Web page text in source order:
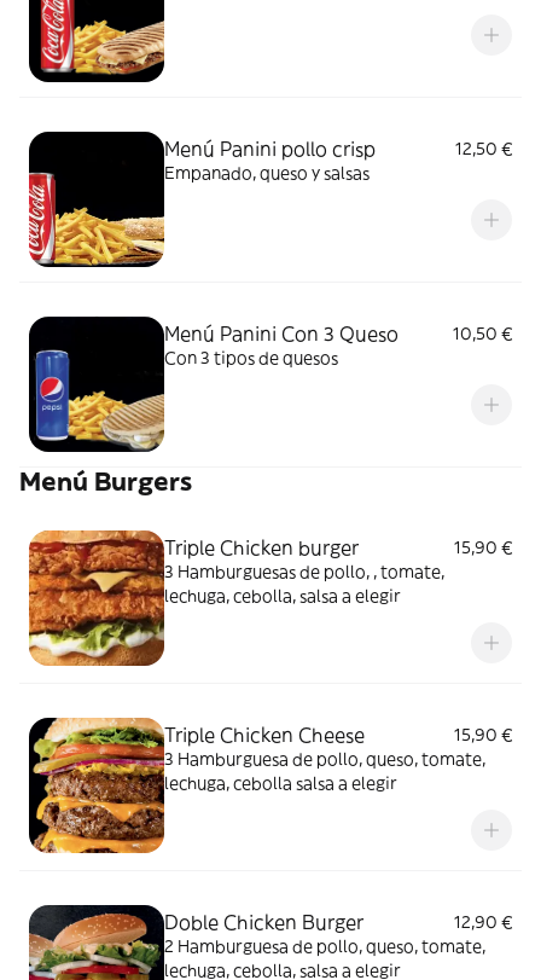
Menú Panini pollo crisp
12,50 €
Empanado, queso y salsas
Menú Panini Con 3 Queso
10,50 €
Con 3 tipos de quesos
Menú Burgers
Triple Chicken burger
15,90 €
3 Hamburguesas de pollo, , tomate,
lechuga, cebolla, salsa a elegir
Triple Chicken Cheese
15,90 €
3 Hamburguesa de pollo, queso, tomate,
lechuga, cebolla salsa a elegir
Doble Chicken Burger
12,90 €
2 Hamburguesa de pollo, queso, tomate,
lechuga, cebolla, salsa a elegir